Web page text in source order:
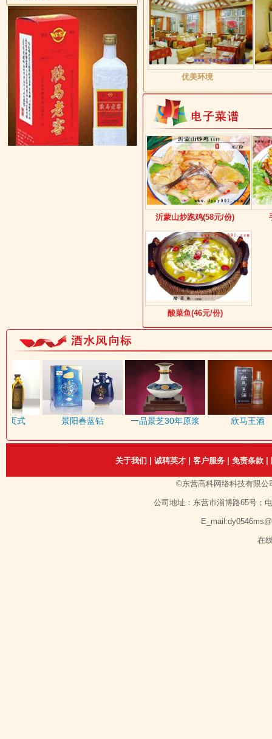
优美环境
沂蒙山炒跑鸡(58元/份)
酸菜鱼(46元/份)
式 景阳春蓝钻 一品景芝30年原浆 欣马王酒
关于我们 诚聘英才 客户服务 免责条款
©东营高科网络科技有限公
公司地址：东营市淄博路65号；
在